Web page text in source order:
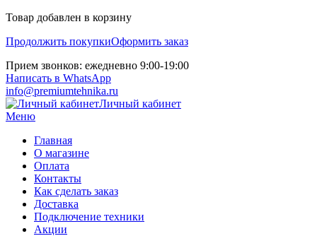
Товар добавлен в корзину
Продолжить покупкиОформить заказ
Прием звонков: ежедневно 9:00-19:00
Написать в WhatsApp
info@premiumtehnika.ru
Личный кабинет
Меню
Главная
О магазине
Оплата
Контакты
Как сделать заказ
Доставка
Подключение техники
Акции